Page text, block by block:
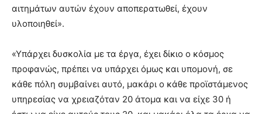
αιτημάτων αυτών έχουν αποπερατωθεί, έχουν
υλοποιηθεί».
«Υπάρχει δυσκολία με τα έργα, έχει δίκιο ο κόσμος
προφανώς, πρέπει να υπάρχει όμως και υπομονή, σε
κάθε πόλη συμβαίνει αυτό, μακάρι ο κάθε προϊστάμενος
υπηρεσίας να χρειαζόταν 20 άτομα και να είχε 30 ή